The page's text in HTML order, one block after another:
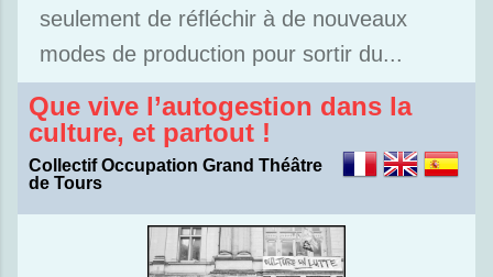
seulement de réfléchir à de nouveaux
modes de production pour sortir du...
Que vive l’autogestion dans la
culture, et partout !
Collectif Occupation Grand Théâtre
de Tours